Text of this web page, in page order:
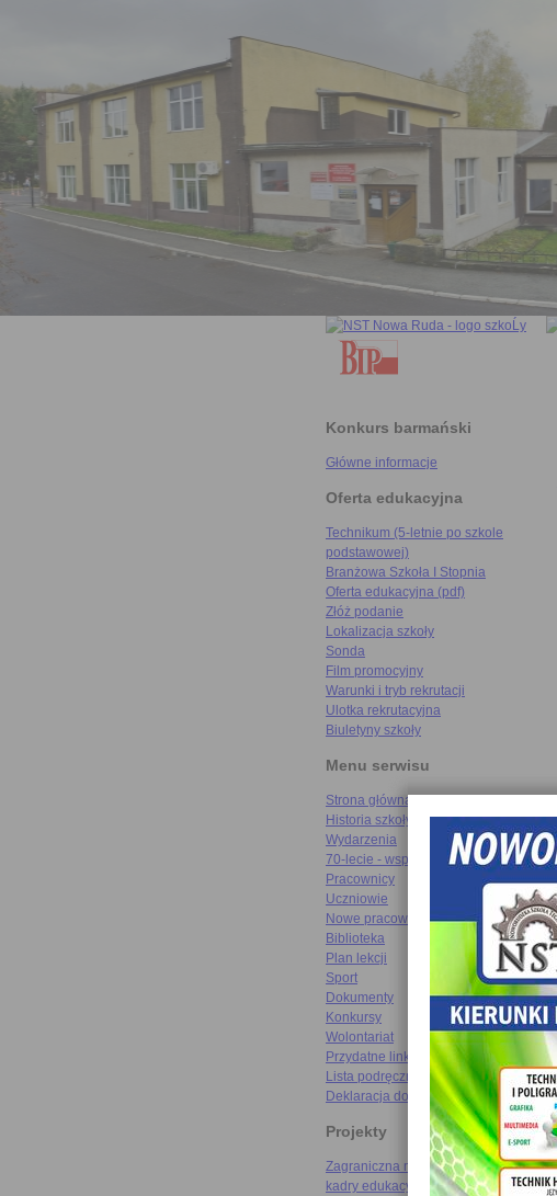
Konkurs barmański
Główne informacje
Oferta edukacyjna
Technikum (5-letnie po szkole
podstawowej)
Branżowa Szkoła I Stopnia
Oferta edukacyjna (pdf)
Złóż podanie
Lokalizacja szkoły
Sonda
Film promocyjny
Warunki i tryb rekrutacji
Ulotka rekrutacyjna
Biuletyny szkoły
Menu serwisu
Strona główna
Historia szkoły
Wydarzenia
70-lecie - wspomnienia
Pracownicy
Uczniowie
Nowe pracownie
Biblioteka
Plan lekcji
Sport
Dokumenty
Konkursy
Wolontariat
Przydatne linki
Lista podręczników
Deklaracja dostępności
Projekty
Zagraniczna mobilność szkolnej
kadry edukacyjnej